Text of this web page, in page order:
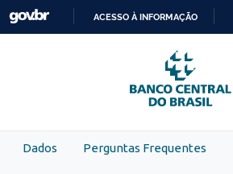
Skip to main content
PARA
O
CONTEÚDO
ACESSO À INFORMAÇÃO
Dados Perguntas Frequentes